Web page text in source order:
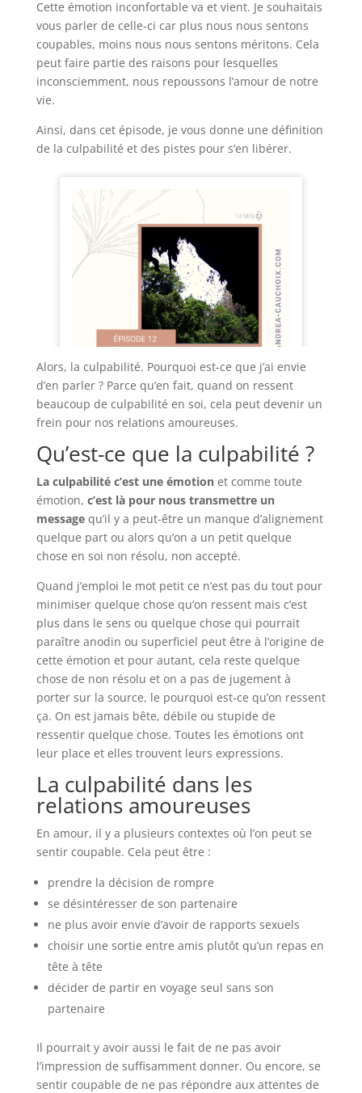
Cette émotion inconfortable va et vient. Je souhaitais
vous parler de celle-ci car plus nous nous sentons
coupables, moins nous nous sentons méritons. Cela
peut faire partie des raisons pour lesquelles
inconsciemment, nous repoussons l’amour de notre
vie.
Ainsi, dans cet épisode, je vous donne une définition
de la culpabilité et des pistes pour s’en libérer.
Alors, la culpabilité. Pourquoi est-ce que j’ai envie
d’en parler ? Parce qu’en fait, quand on ressent
beaucoup de culpabilité en soi, cela peut devenir un
frein pour nos relations amoureuses.
Qu’est-ce que la culpabilité ?
La culpabilité c’est une émotionet comme toute
émotion, c’est là pour nous transmettre un
messagequ’il y a peut-être un manque d’alignement
quelque part ou alors qu’on a un petit quelque
chose en soi non résolu, non accepté.
Quand j’emploi le mot petit ce n’est pas du tout pour
minimiser quelque chose qu’on ressent mais c’est
plus dans le sens ou quelque chose qui pourrait
paraître anodin ou superficiel peut être à l’origine de
cette émotion et pour autant, cela reste quelque
chose de non résolu et on a pas de jugement à
porter sur la source, le pourquoi est-ce qu’on ressent
ça. On est jamais bête, débile ou stupide de
ressentir quelque chose. Toutes les émotions ont
leur place et elles trouvent leurs expressions.
La culpabilité dans les
relations amoureuses
En amour, il y a plusieurs contextes où l’on peut se
sentir coupable. Cela peut être :
prendre la décision de rompre
se désintéresser de son partenaire
ne plus avoir envie d’avoir de rapports sexuels
choisir une sortie entre amis plutôt qu’un repas en
tête à tête
décider de partir en voyage seul sans son
partenaire
Il pourrait y avoir aussi le fait de ne pas avoir
l’impression de suffisamment donner. Ou encore, se
sentir coupable de ne pas répondre aux attentes de